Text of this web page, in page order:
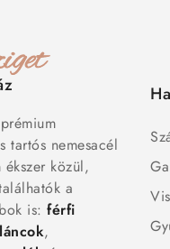
tartós nemesacél
közül,
a
is: férfi
,